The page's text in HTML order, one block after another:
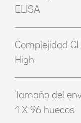
ELISA
Complejidad
High
Tamaño del
1 X 96 huecos